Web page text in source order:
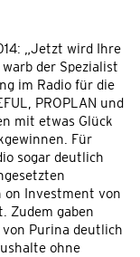
„Jetzt wird Ihre
der Spezialist
im Radio für die
PROPLAN und
mit etwas Glück
Für
sogar deutlich
on Investment von
Zudem gaben
Purina deutlich
ohne